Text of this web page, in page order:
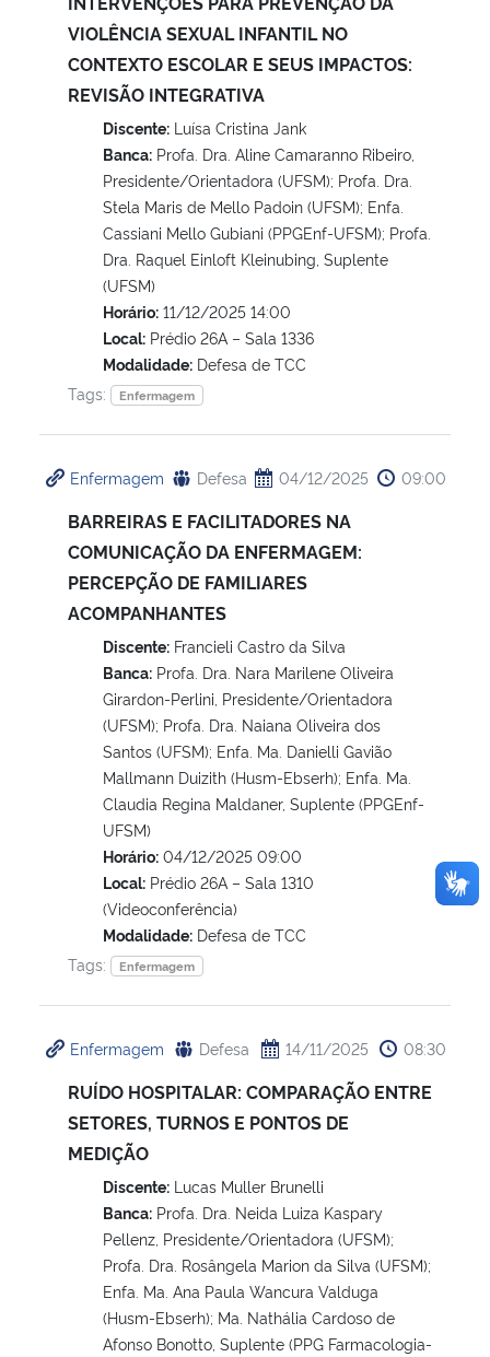
VIOLÊNCIA SEXUAL INFANTIL NO
CONTEXTO ESCOLAR E SEUS IMPACTOS:
REVISÃO INTEGRATIVA
Discente: Luísa Cristina Jank
Banca: Profa. Dra. Aline Camaranno Ribeiro,
Presidente/Orientadora (UFSM); Profa. Dra.
Stela Maris de Mello Padoin (UFSM); Enfa.
Cassiani Mello Gubiani (PPGEnf-UFSM); Profa.
Dra. Raquel Einloft Kleinubing, Suplente
(UFSM)
Horário: 11/12/2025 14:00
Local: Prédio 26A – Sala 1336
Modalidade: Defesa de TCC
Tags:
Enfermagem
Enfermagem Defesa 04/12/2025 09:00
BARREIRAS E FACILITADORES NA
COMUNICAÇÃO DA ENFERMAGEM:
PERCEPÇÃO DE FAMILIARES
ACOMPANHANTES
Discente: Francieli Castro da Silva
Banca: Profa. Dra. Nara Marilene Oliveira
Girardon-Perlini, Presidente/Orientadora
(UFSM); Profa. Dra. Naiana Oliveira dos
Santos (UFSM); Enfa. Ma. Danielli Gavião
Mallmann Duizith (Husm-Ebserh); Enfa. Ma.
Claudia Regina Maldaner, Suplente (PPGEnf-
UFSM)
Horário: 04/12/2025 09:00
Local: Prédio 26A – Sala 1310
(Videoconferência)
Modalidade: Defesa de TCC
Tags:
Enfermagem
Enfermagem Defesa 14/11/2025 08:30
RUÍDO HOSPITALAR: COMPARAÇÃO ENTRE
SETORES, TURNOS E PONTOS DE
MEDIÇÃO
Discente: Lucas Muller Brunelli
Banca: Profa. Dra. Neida Luiza Kaspary
Pellenz, Presidente/Orientadora (UFSM);
Profa. Dra. Rosângela Marion da Silva (UFSM);
Enfa. Ma. Ana Paula Wancura Valduga
(Husm-Ebserh); Ma. Nathália Cardoso de
Afonso Bonotto, Suplente (PPG Farmacologia-